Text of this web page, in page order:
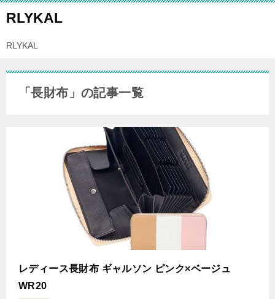
RLYKAL
RLYKAL
「長財布」の記事一覧
レディース長財布 ギャルソン ピンク×ベージュ
WR20